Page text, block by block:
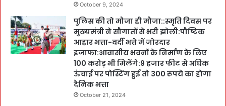
October 9, 2024
पुलिस की तो मौजा ही मौजा::स्मृति दिवस पर
मुख्यमंत्री ने सौगातों से भरी झोली:पौष्टिक
आहार भत्ता-वर्दी भत्ते में जोरदार
इजाफा:आवासीय भवनों के निर्माण के लिए
100 करोड़ भी मिलेंगे:9 हजार फीट से अधिक
ऊंचाई पर पोस्टिंग हुई तो 300 रूपये का होगा
दैनिक भत्ता
October 21, 2024